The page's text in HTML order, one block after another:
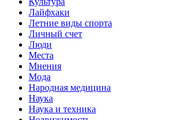
Лайфхаки
Летние виды спорта
Личный счет
Люди
Места
Мнения
Мода
Народная медицина
Наука
Наука и техника